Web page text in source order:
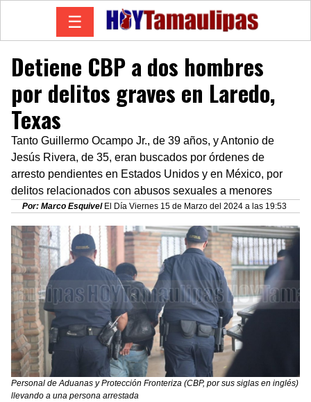
☰
Detiene CBP a dos hombres
por delitos graves en Laredo,
Texas
Tanto Guillermo Ocampo Jr., de 39 años, y Antonio de
Jesús Rivera, de 35, eran buscados por órdenes de
arresto pendientes en Estados Unidos y en México, por
delitos relacionados con abusos sexuales a menores
Por: Marco Esquivel El Día Viernes 15 de Marzo del 2024 a las 19:53
Personal de Aduanas y Protección Fronteriza (CBP, por sus siglas en inglés)
llevando a una persona arrestada